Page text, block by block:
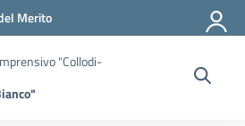
Merito
"Collodi-